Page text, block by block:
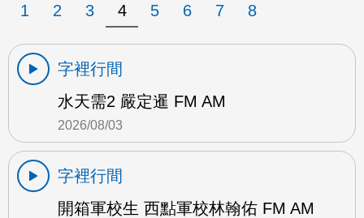
1 2 3 4 5 6 7 8
字裡行間
水天需2 嚴定暹 FM AM
2026/08/03
字裡行間
開箱軍校生 西點軍校林翰佑 FM AM